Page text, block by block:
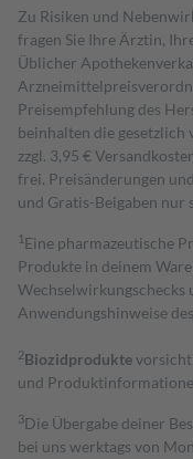
Zu Risiken und
fragen Sie Ihre Ärztin,
Üblicher
Preisempfehlung des
beinhalten die gesetzlich
zzgl. 3,95 €
frei. Preisänderungen
und Gratis-Beigaben nur
1 Eine pharmazeutische
Produkte in deinem
Wechselwirkungschecks
Anwendungshinweise
2Biozidprodukte
und
3Die Übergabe deiner
bei uns werktags von